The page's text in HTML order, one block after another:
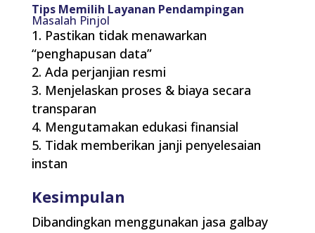
Tips Memilih Layanan Pendampingan
Masalah Pinjol
Pastikan tidak menawarkan
“penghapusan data”
Ada perjanjian resmi
Menjelaskan proses & biaya secara
transparan
Mengutamakan edukasi finansial
Tidak memberikan janji penyelesaian
instan
Kesimpulan
Dibandingkan menggunakan jasa galbay